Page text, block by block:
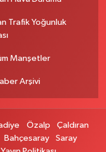
Trafik Yoğunluk
Manşetler
Arşivi
Özalp
Çaldıran
Bahçesaray
Saray